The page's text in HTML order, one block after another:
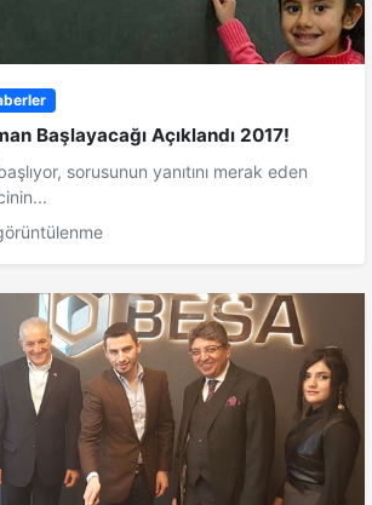
Başlayacağı Açıklandı 2017!
sorusunun yanıtını merak eden